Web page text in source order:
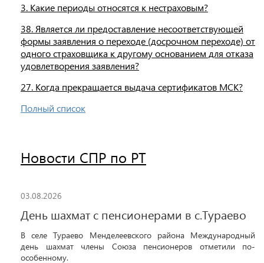
3. Какие периоды относятся к нестраховым?
38. Является ли предоставление несоответствующей
формы заявления о переходе (досрочном переходе) от
одного страховщика к другому основанием для отказа
удовлетворения заявления?
27. Когда прекращается выдача сертификатов МСК?
Полный список
Новости СПР по РТ
03.08.2026
День шахмат с пенсионерами в с.Тураево
В селе Тураево Менделеевского района Международный
день шахмат члены Союза пенсионеров отметили по-
особенному.